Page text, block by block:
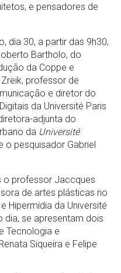
e pensadores de
dia 30, a partir das 9h30,
Bartholo, do
da Coppe e
professor de
e diretor do
da Université Paris
adjunta do
da Université
o pesquisador Gabriel
o professor Jaccques
de artes plásticas no
Hipermídia da Université
dia, se apresentam dois
Tecnologia e
Siqueira e Felipe